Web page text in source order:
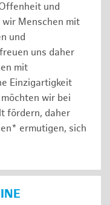
und
Menschen mit
und
uns daher
mit
Einzigartigkeit
wir bei
fördern, daher
ermutigen, sich